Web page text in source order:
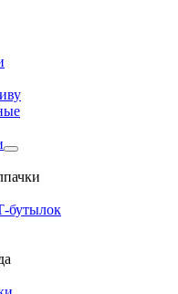
бутылок